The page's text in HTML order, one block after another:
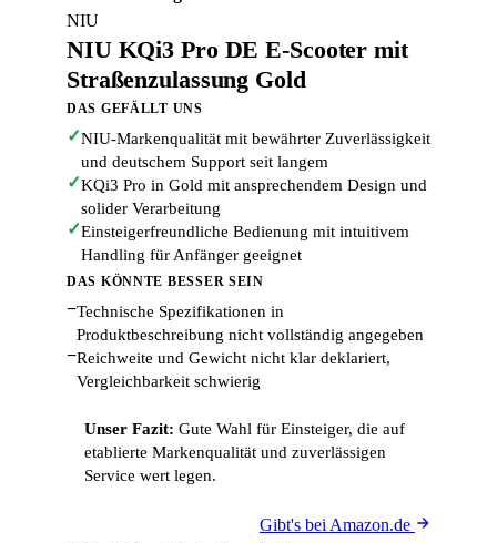
NIU
NIU KQi3 Pro DE E-Scooter mit
Straßenzulassung Gold
DAS GEFÄLLT UNS
✓NIU-Markenqualität mit bewährter Zuverlässigkeit
und deutschem Support seit langem
✓KQi3 Pro in Gold mit ansprechendem Design und
solider Verarbeitung
✓Einsteigerfreundliche Bedienung mit intuitivem
Handling für Anfänger geeignet
DAS KÖNNTE BESSER SEIN
−Technische Spezifikationen in
Produktbeschreibung nicht vollständig angegeben
−Reichweite und Gewicht nicht klar deklariert,
Vergleichbarkeit schwierig
Unser Fazit: Gute Wahl für Einsteiger, die auf
etablierte Markenqualität und zuverlässigen
Service wert legen.
Gibt's bei Amazon.de